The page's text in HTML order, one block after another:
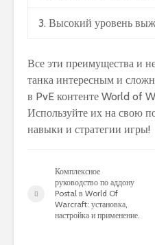
3. Высокий уровень
Все эти преимущества и
танка интересным и
в PvE контенте World of
Используйте их на свою
навыки и стратегии игры!
Комплексное
руководство по аддону
Postal в World Of
Warcraft: установка,
настройка и применение.